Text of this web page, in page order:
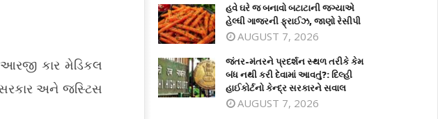
આરજી કાર મેડિકલ
સરકાર અને જસ્ટિસ
હવે ઘરે જ બનાવો બટાટાની જગ્યાએ
હેલ્ધી ગાજરની ફ્રાઈઝ, જાણો રેસીપી
AUGUST 7, 2026
જંતર-મંતરને પ્રદર્શન સ્થળ તરીકે કેમ
બંધ નથી કરી દેવામાં આવતું?: દિલ્હી
હાઈકોર્ટનો કેન્દ્ર સરકારને સવાલ
AUGUST 7, 2026